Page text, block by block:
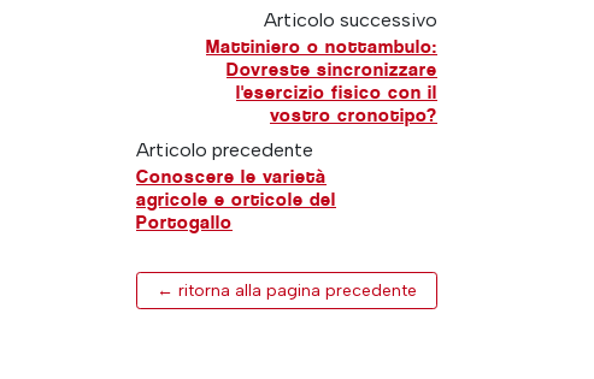
Articolo successivo
Mattiniero o nottambulo:
Dovreste sincronizzare
l'esercizio fisico con il
vostro cronotipo?
Articolo precedente
Conoscere le varietà
agricole e orticole del
Portogallo
← ritorna alla pagina precedente